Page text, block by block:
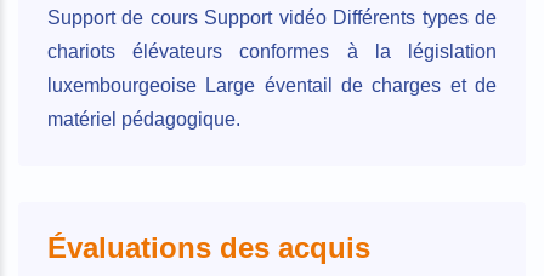
Support de cours Support vidéo Différents types de
chariots élévateurs conformes à la législation
luxembourgeoise Large éventail de charges et de
matériel pédagogique.
Évaluations des acquis